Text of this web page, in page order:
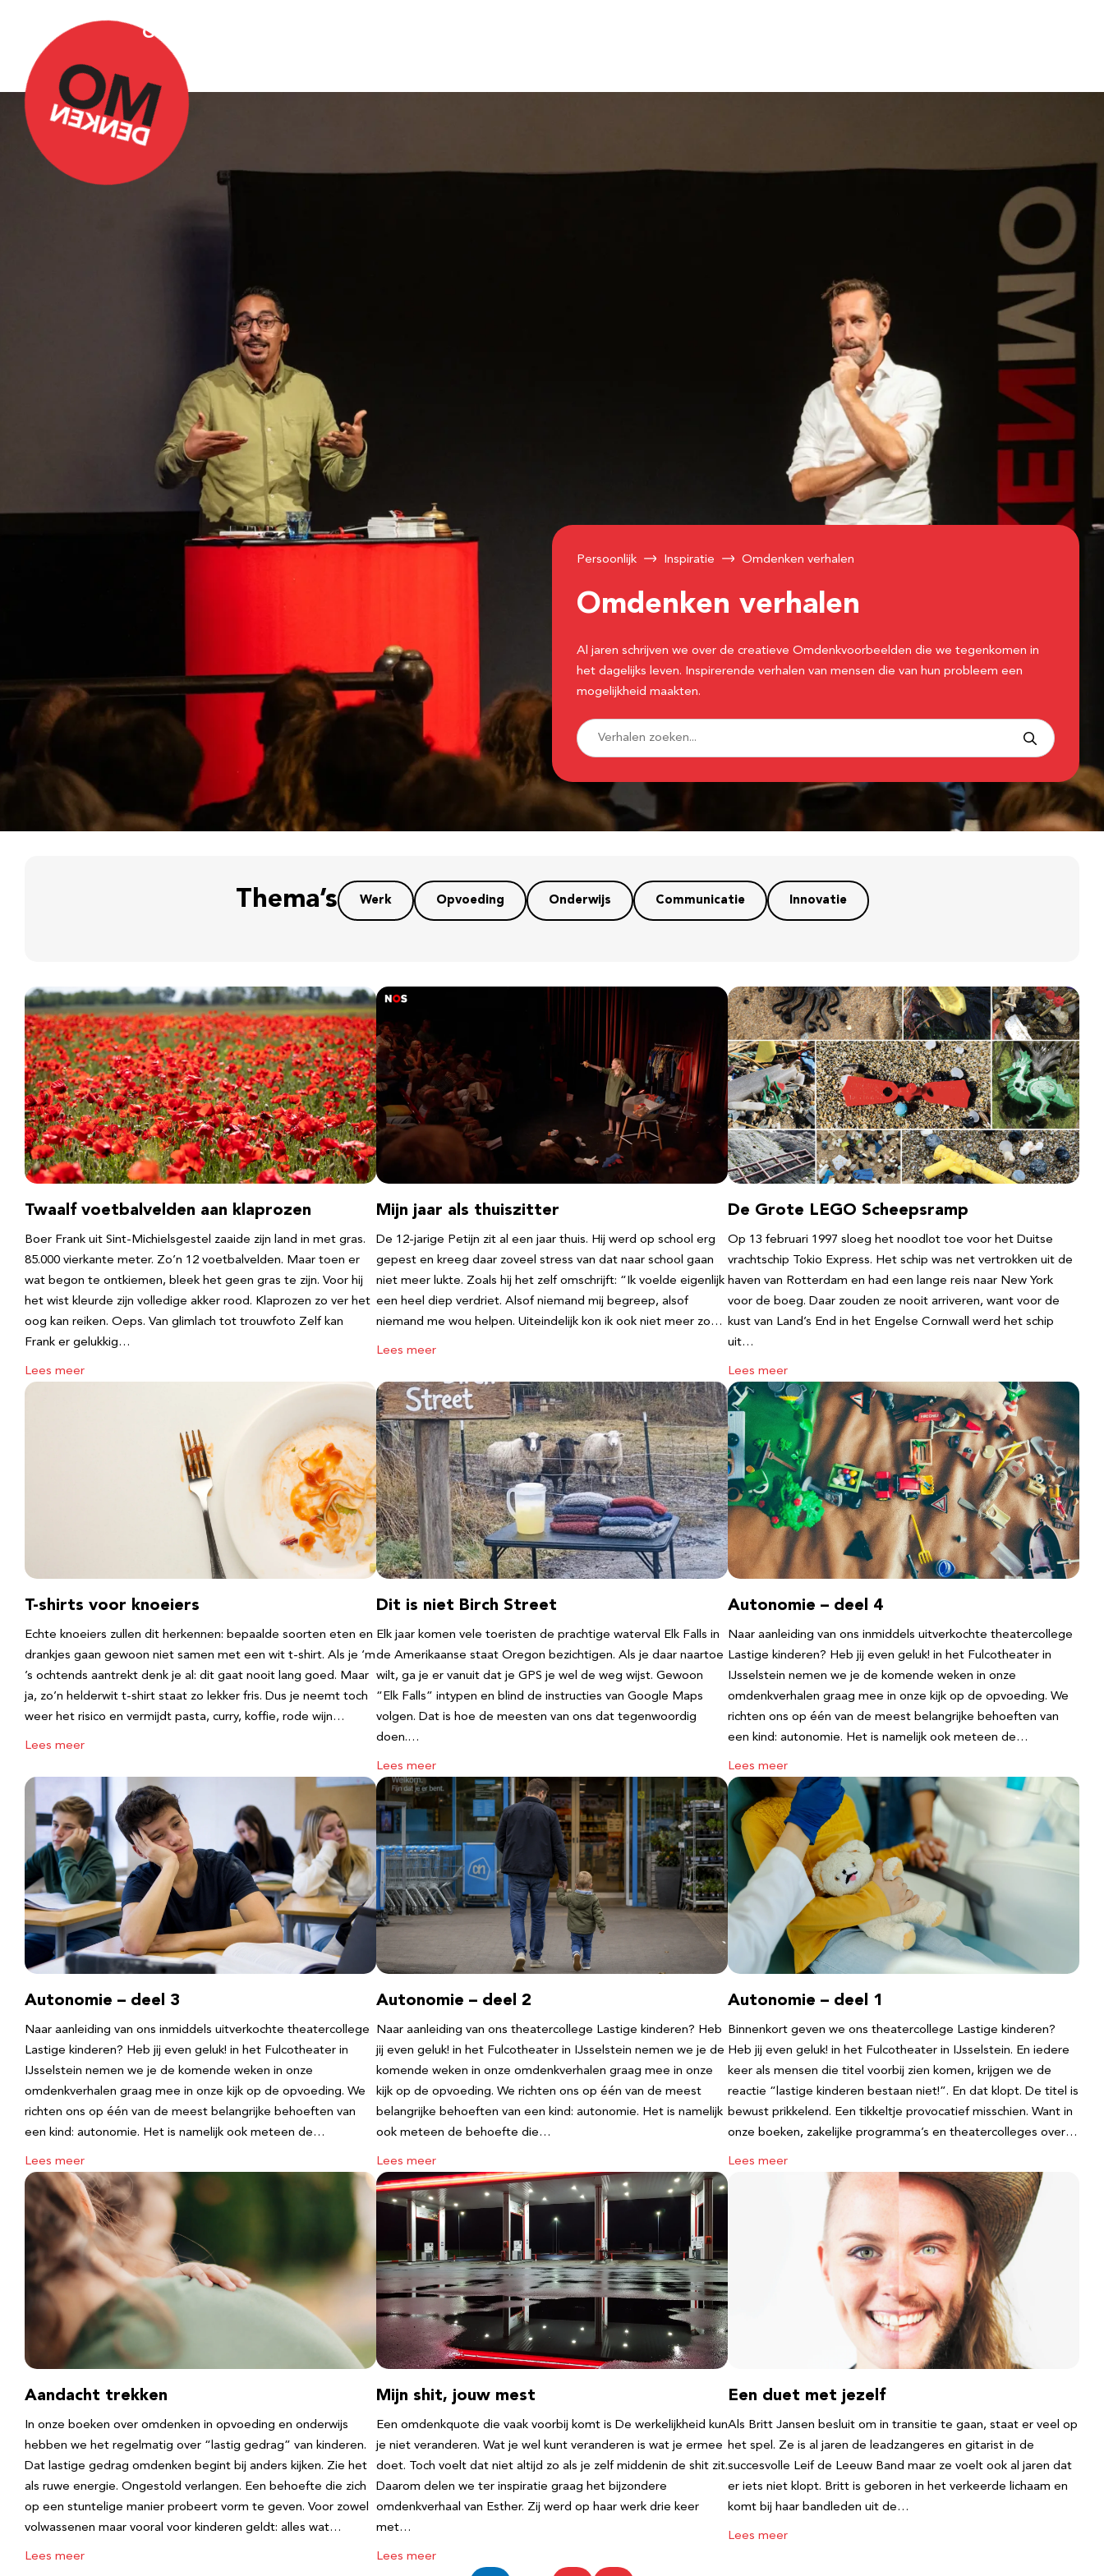
Over Omdenken
Persoonlijk Inspiratie Omdenken verhalen
Omdenken verhalen
Al jaren schrijven we over de creatieve Omdenkvoorbeelden die we tegenkomen in
het dagelijks leven. Inspirerende verhalen van mensen die van hun probleem een
mogelijkheid maakten.
Thema’s Werk Opvoeding Onderwijs Communicatie Innovatie
Twaalf voetbalvelden aan klaprozen
Boer Frank uit Sint-Michielsgestel zaaide zijn land in met gras.
85.000 vierkante meter. Zo’n 12 voetbalvelden. Maar toen er
wat begon te ontkiemen, bleek het geen gras te zijn. Voor hij
het wist kleurde zijn volledige akker rood. Klaprozen zo ver het
oog kan reiken. Oeps. Van glimlach tot trouwfoto Zelf kan
Frank er gelukkig…
Lees meer
Mijn jaar als thuiszitter
De 12-jarige Petijn zit al een jaar thuis. Hij werd op school erg
gepest en kreeg daar zoveel stress van dat naar school gaan
niet meer lukte. Zoals hij het zelf omschrijft: “Ik voelde eigenlijk
een heel diep verdriet. Alsof niemand mij begreep, alsof
niemand me wou helpen. Uiteindelijk kon ik ook niet meer zo…
Lees meer
De Grote LEGO Scheepsramp
Op 13 februari 1997 sloeg het noodlot toe voor het Duitse
vrachtschip Tokio Express. Het schip was net vertrokken uit de
haven van Rotterdam en had een lange reis naar New York
voor de boeg. Daar zouden ze nooit arriveren, want voor de
kust van Land’s End in het Engelse Cornwall werd het schip
uit…
Lees meer
T-shirts voor knoeiers
Echte knoeiers zullen dit herkennen: bepaalde soorten eten en
drankjes gaan gewoon niet samen met een wit t-shirt. Als je ‘m
’s ochtends aantrekt denk je al: dit gaat nooit lang goed. Maar
ja, zo’n helderwit t-shirt staat zo lekker fris. Dus je neemt toch
weer het risico en vermijdt pasta, curry, koffie, rode wijn…
Lees meer
Dit is niet Birch Street
Elk jaar komen vele toeristen de prachtige waterval Elk Falls in
de Amerikaanse staat Oregon bezichtigen. Als je daar naartoe
wilt, ga je er vanuit dat je GPS je wel de weg wijst. Gewoon
“Elk Falls” intypen en blind de instructies van Google Maps
volgen. Dat is hoe de meesten van ons dat tegenwoordig
doen.…
Lees meer
Autonomie – deel 4
Naar aanleiding van ons inmiddels uitverkochte theatercollege
Lastige kinderen? Heb jij even geluk! in het Fulcotheater in
IJsselstein nemen we je de komende weken in onze
omdenkverhalen graag mee in onze kijk op de opvoeding. We
richten ons op één van de meest belangrijke behoeften van
een kind: autonomie. Het is namelijk ook meteen de…
Lees meer
Autonomie – deel 3
Naar aanleiding van ons inmiddels uitverkochte theatercollege
Lastige kinderen? Heb jij even geluk! in het Fulcotheater in
IJsselstein nemen we je de komende weken in onze
omdenkverhalen graag mee in onze kijk op de opvoeding. We
richten ons op één van de meest belangrijke behoeften van
een kind: autonomie. Het is namelijk ook meteen de…
Lees meer
Autonomie – deel 2
Naar aanleiding van ons theatercollege Lastige kinderen? Heb
jij even geluk! in het Fulcotheater in IJsselstein nemen we je de
komende weken in onze omdenkverhalen graag mee in onze
kijk op de opvoeding. We richten ons op één van de meest
belangrijke behoeften van een kind: autonomie. Het is namelijk
ook meteen de behoefte die…
Lees meer
Autonomie – deel 1
Binnenkort geven we ons theatercollege Lastige kinderen?
Heb jij even geluk! in het Fulcotheater in IJsselstein. En iedere
keer als mensen die titel voorbij zien komen, krijgen we de
reactie “lastige kinderen bestaan niet!”. En dat klopt. De titel is
bewust prikkelend. Een tikkeltje provocatief misschien. Want in
onze boeken, zakelijke programma’s en theatercolleges over…
Lees meer
Aandacht trekken
In onze boeken over omdenken in opvoeding en onderwijs
hebben we het regelmatig over “lastig gedrag” van kinderen.
Dat lastige gedrag omdenken begint bij anders kijken. Zie het
als ruwe energie. Ongestold verlangen. Een behoefte die zich
op een stuntelige manier probeert vorm te geven. Voor zowel
volwassenen maar vooral voor kinderen geldt: alles wat…
Lees meer
Mijn shit, jouw mest
Een omdenkquote die vaak voorbij komt is De werkelijkheid kun
je niet veranderen. Wat je wel kunt veranderen is wat je ermee
doet. Toch voelt dat niet altijd zo als je zelf middenin de shit zit.
Daarom delen we ter inspiratie graag het bijzondere
omdenkverhaal van Esther. Zij werd op haar werk drie keer
met…
Lees meer
Een duet met jezelf
Als Britt Jansen besluit om in transitie te gaan, staat er veel op
het spel. Ze is al jaren de leadzangeres en gitarist in de
succesvolle Leif de Leeuw Band maar ze voelt ook al jaren dat
er iets niet klopt. Britt is geboren in het verkeerde lichaam en
komt bij haar bandleden uit de…
Lees meer